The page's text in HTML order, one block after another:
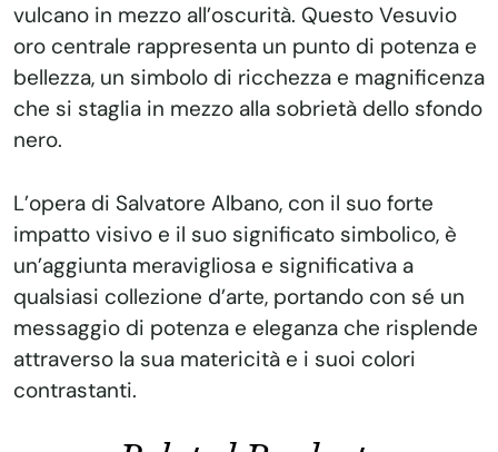
vulcano in mezzo all’oscurità. Questo Vesuvio
oro centrale rappresenta un punto di potenza e
bellezza, un simbolo di ricchezza e magnificenza
che si staglia in mezzo alla sobrietà dello sfondo
nero.
L’opera di Salvatore Albano, con il suo forte
impatto visivo e il suo significato simbolico, è
un’aggiunta meravigliosa e significativa a
qualsiasi collezione d’arte, portando con sé un
messaggio di potenza e eleganza che risplende
attraverso la sua matericità e i suoi colori
contrastanti.